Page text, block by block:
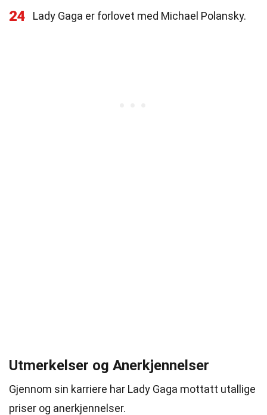
24 Lady Gaga er forlovet med Michael Polansky.
Utmerkelser og Anerkjennelser
Gjennom sin karriere har Lady Gaga mottatt utallige
priser og anerkjennelser.